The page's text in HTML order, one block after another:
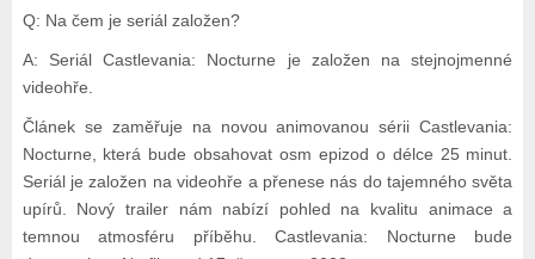
Q: Na čem je seriál založen?
A: Seriál Castlevania: Nocturne je založen na stejnojmenné
videohře.
Článek se zaměřuje na novou animovanou sérii Castlevania:
Nocturne, která bude obsahovat osm epizod o délce 25 minut.
Seriál je založen na videohře a přenese nás do tajemného světa
upírů. Nový trailer nám nabízí pohled na kvalitu animace a
temnou atmosféru příběhu. Castlevania: Nocturne bude